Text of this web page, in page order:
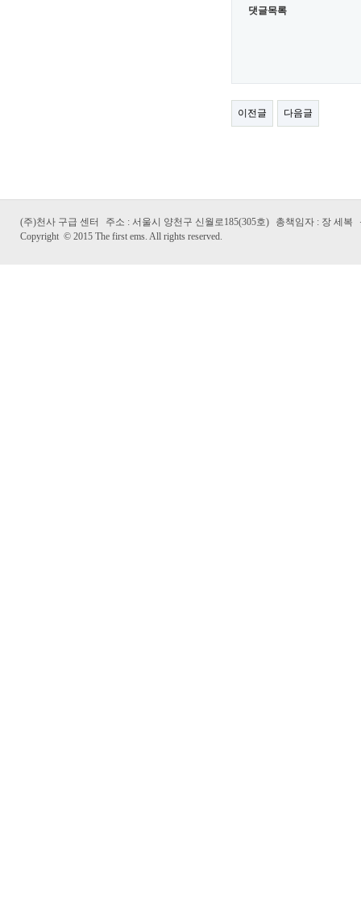
댓글목록
이전글 다음글
(주)천사 구급 센터 주소 : 서울시 양천구 신월로185(305호) 총책임자 : 장 세복
Copyright © 2015 The first ems. All rights reserved.